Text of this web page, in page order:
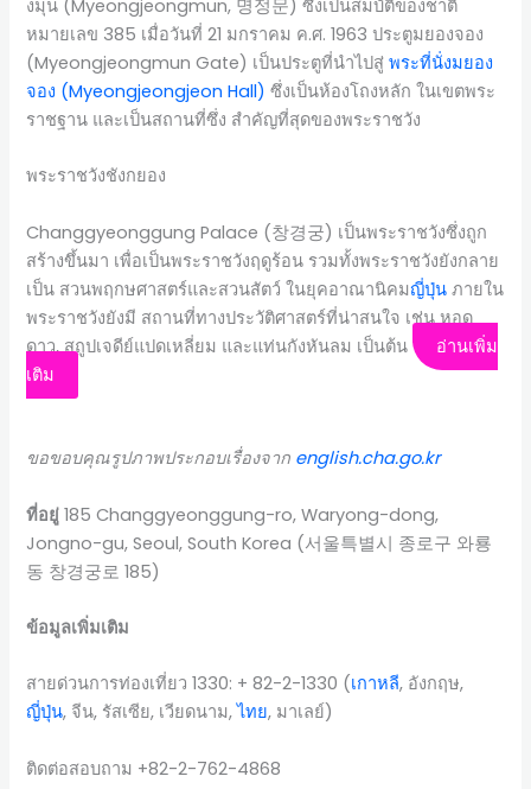
งมุน (Myeongjeongmun, 명정문) ซึ่งเป็นสมบัติของชาติ
หมายเลข 385 เมื่อวันที่ 21 มกราคม ค.ศ. 1963 ประตูมยองจอง
(Myeongjeongmun Gate) เป็นประตูที่นำไปสู่พระที่นั่งมยอง
จอง (Myeongjeongjeon Hall) ซึ่งเป็นห้องโถงหลัก ในเขตพระ
ราชฐาน และเป็นสถานที่ซึ่ง สำคัญที่สุดของพระราชวัง
พระราชวังชังกยอง
Changgyeonggung Palace (창경궁) เป็นพระราชวังซึ่งถูก
สร้างขึ้นมา เพื่อเป็นพระราชวังฤดูร้อน รวมทั้งพระราชวังยังกลาย
เป็น สวนพฤกษศาสตร์และสวนสัตว์ ในยุคอาณานิคมญี่ปุ่น ภายใน
พระราชวังยังมี สถานที่ทางประวัติศาสตร์ที่น่าสนใจ เช่น หอดู
ดาว, สถูปเจดีย์แปดเหลี่ยม และแท่นกังหันลม เป็นต้น
อ่านเพิ่ม
เติม
ขอขอบคุณรูปภาพประกอบเรื่องจาก english.cha.go.kr
ที่อยู่ 185 Changgyeonggung-ro, Waryong-dong,
Jongno-gu, Seoul, South Korea (서울특별시 종로구 와룡
동 창경궁로 185)
ข้อมูลเพิ่มเติม
สายด่วนการท่องเที่ยว 1330: + 82-2-1330 (เกาหลี, อังกฤษ,
ญี่ปุ่น, จีน, รัสเซีย, เวียดนาม,ไทย, มาเลย์)
ติดต่อสอบถาม +82-2-762-4868